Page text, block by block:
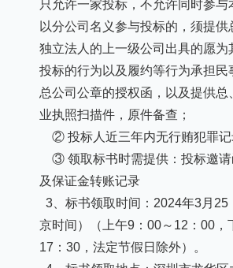
只允许一家投标，不允许同时参与
以分公司名义参与投标的，须提供
独立法人的上一级公司出具的愿为
投标的行为以及履约等行为承担民
总公司公章的授权函，以及提供总
业执照扫描件，原件备查；
② 投标人近三年内无行贿犯罪记
③ 领取标书时需提供：投标邀请
及保证金转账记录
3、标书领取时间：2024年3月25
京时间）（上午9：00～12：00，
17：30，法定节假日除外）。